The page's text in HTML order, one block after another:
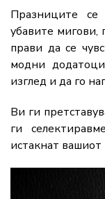
Празниците
убавите мигови,
прави да се
модни
изглед и да го
Ви ги
ги
истакнат вашиот